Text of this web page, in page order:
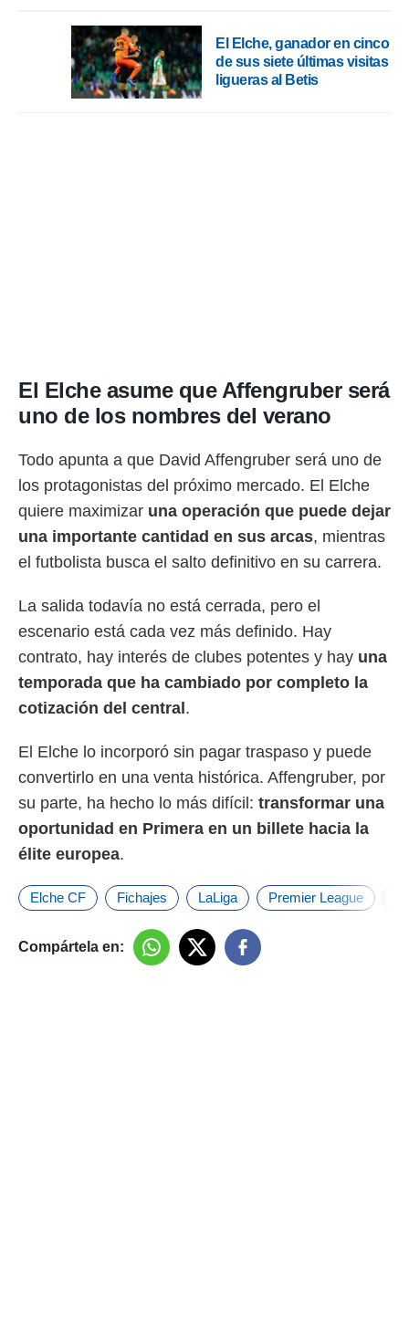
El Elche, ganador en cinco
de sus siete últimas visitas
ligueras al Betis
El Elche asume que Affengruber será
uno de los nombres del verano
Todo apunta a que David Affengruber será uno de
los protagonistas del próximo mercado. El Elche
quiere maximizar una operación que puede dejar
una importante cantidad en sus arcas, mientras
el futbolista busca el salto definitivo en su carrera.
La salida todavía no está cerrada, pero el
escenario está cada vez más definido. Hay
contrato, hay interés de clubes potentes y hay una
temporada que ha cambiado por completo la
cotización del central .
El Elche lo incorporó sin pagar traspaso y puede
convertirlo en una venta histórica. Affengruber, por
su parte, ha hecho lo más difícil: transformar una
oportunidad en Primera en un billete hacia la
élite europea.
Elche CF Fichajes LaLiga Premier League
Compártela en: